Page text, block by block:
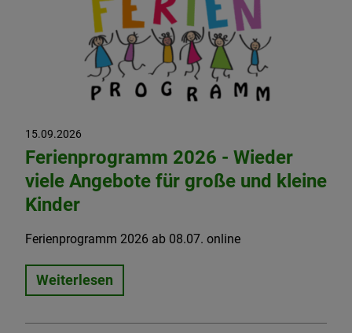
15.09.2026
Ferienprogramm 2026 - Wieder
viele Angebote für große und kleine
Kinder
Ferienprogramm 2026 ab 08.07. online
Weiterlesen